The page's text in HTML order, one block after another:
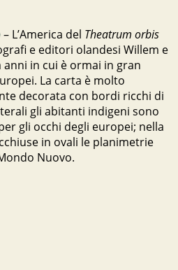
– L’America del Theatrum orbis
e editori olandesi Willem e
anni in cui è ormai in gran
La carta è molto
decorata con bordi ricchi di
gli abitanti indigeni sono
gli occhi degli europei; nella
in ovali le planimetrie
Nuovo.